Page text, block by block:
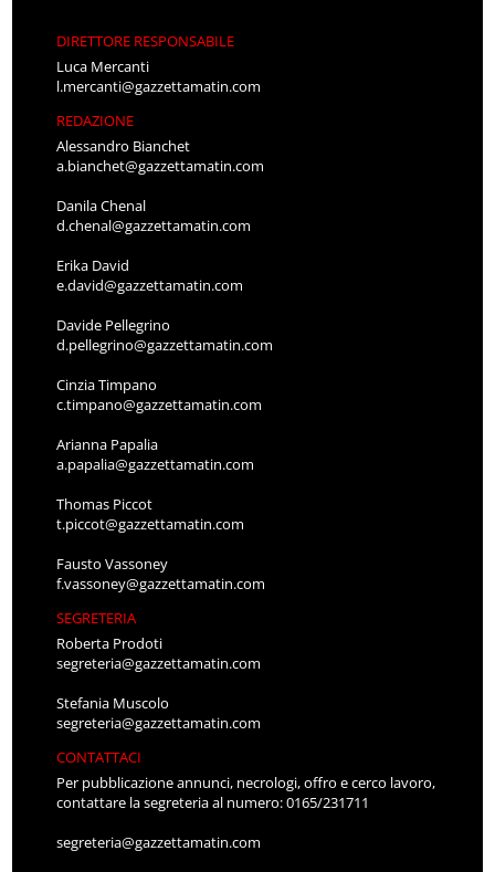
DIRETTORE RESPONSABILE
Luca Mercanti
l.mercanti@gazzettamatin.com
REDAZIONE
Alessandro Bianchet
a.bianchet@gazzettamatin.com
Danila Chenal
d.chenal@gazzettamatin.com
Erika David
e.david@gazzettamatin.com
Davide Pellegrino
d.pellegrino@gazzettamatin.com
Cinzia Timpano
c.timpano@gazzettamatin.com
Arianna Papalia
a.papalia@gazzettamatin.com
Thomas Piccot
t.piccot@gazzettamatin.com
Fausto Vassoney
f.vassoney@gazzettamatin.com
SEGRETERIA
Roberta Prodoti
segreteria@gazzettamatin.com
Stefania Muscolo
segreteria@gazzettamatin.com
CONTATTACI
Per pubblicazione annunci, necrologi, offro e cerco lavoro,
contattare la segreteria al numero: 0165/231711
segreteria@gazzettamatin.com